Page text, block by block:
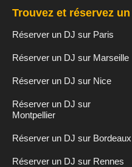
Trouvez et réservez
Réserver un DJ sur Paris
Réserver un DJ sur Marseille
Réserver un DJ sur Nice
Réserver un DJ sur
Montpellier
Réserver un DJ sur Bordeaux
Réserver un DJ sur Rennes